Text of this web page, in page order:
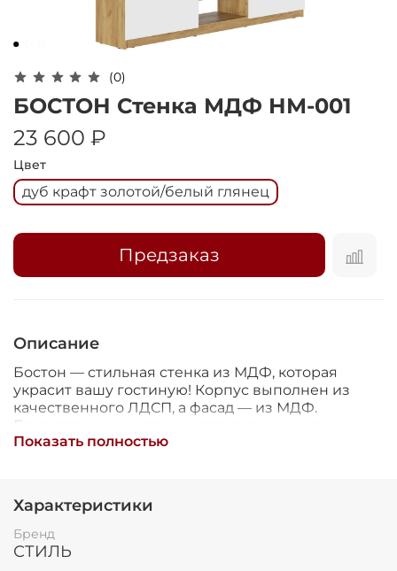
(0)
БОСТОН Стенка МДФ НМ-001
23 600 ₽
Цвет
дуб крафт золотой/белый глянец
Предзаказ
Описание
Бостон — стильная стенка из МДФ, которая
украсит вашу гостиную! Корпус выполнен из
качественного ЛДСП, а фасад — из МДФ.
Благодаря шариковым направляющим ящики
открываются плавно и бесшумно. Размеры
Показать полностью
Характеристики
Бренд
СТИЛЬ
Оплачивайте сегодня только25% картой
любого банка
Получайте товар
выбранный способом
Оставшиеся75% будут
списыватьсяс вашей карты
Остались вопросы?
8 800 302-02-51